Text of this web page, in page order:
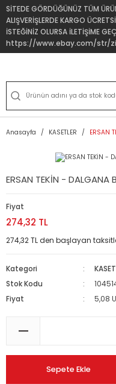
SİTEDE GÖRDÜĞÜNÜZ TÜM
ALIŞVERİŞLERDE KARGO
İSTEĞİNİZ OLURSA İLETİŞİME
https://www.ebay.com/str/
Anasayfa KASETLER ERSAN
ERSAN TEKİN - DALGANA
Fiyat
274,32 TL
274,32 TL den başlayan
Kategori
Stok Kodu
Fiyat
5,08
Sepete Ekle